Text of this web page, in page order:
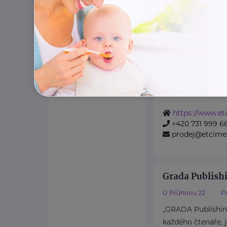
Stříbrný partner
ETCIMEX s.r.o.
https://
+420 731 999
Grada
U Průhonu 22
„GRADA
každého čtenáře,